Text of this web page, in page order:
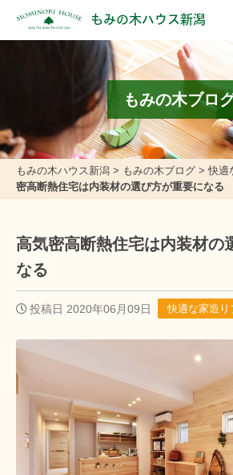
もみの木ハウス新潟
もみの木ブロ
もみの木ハウス新潟 > もみの木ブログ >快適
密高断熱住宅は内装材の選び方が重要になる
高気密高断熱住宅は内装材の
なる
投稿日 2020年06月09日 快適な家造り